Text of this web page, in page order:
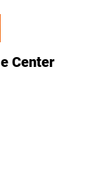
Center